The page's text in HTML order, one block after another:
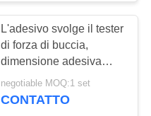
L'adesivo svolge il tester
di forza di buccia,
dimensione adesiva
della macchina
50*40*30 cm della prova
negotiable MOQ:1 set
CONTATTO